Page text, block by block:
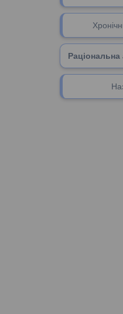
Раціональна